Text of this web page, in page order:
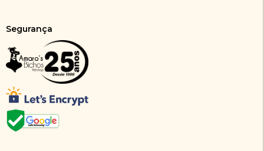
Segurança